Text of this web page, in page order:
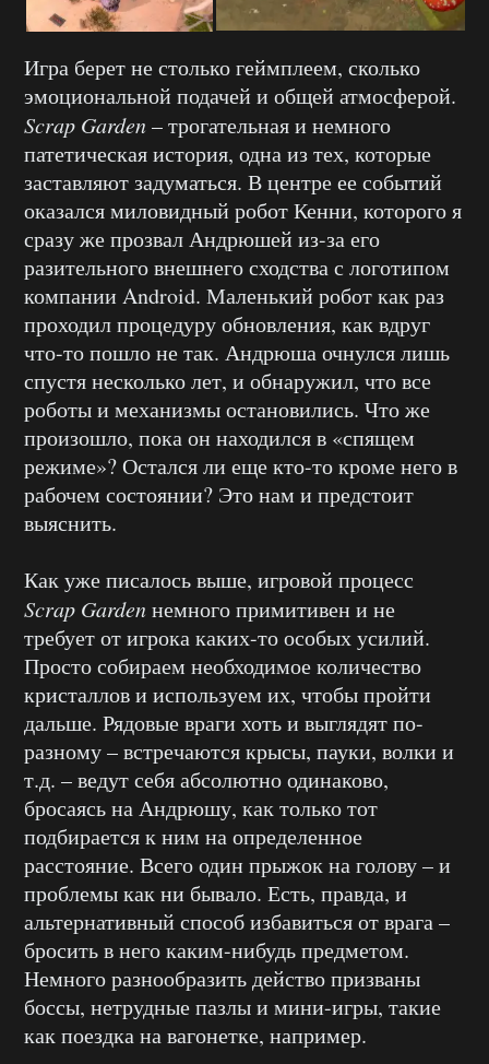
Игра берет не столько геймплеем, сколько
эмоциональной подачей и общей атмосферой.
Scrap Garden– трогательная и немного
патетическая история, одна из тех, которые
заставляют задуматься. В центре ее событий
оказался миловидный робот Кенни, которого я
сразу же прозвал Андрюшей из-за его
разительного внешнего сходства с логотипом
компании Android. Маленький робот как раз
проходил процедуру обновления, как вдруг
что-то пошло не так. Андрюша очнулся лишь
спустя несколько лет, и обнаружил, что все
роботы и механизмы остановились. Что же
произошло, пока он находился в «спящем
режиме»? Остался ли еще кто-то кроме него в
рабочем состоянии? Это нам и предстоит
выяснить.
Как уже писалось выше, игровой процесс
Scrap Gardenнемного примитивен и не
требует от игрока каких-то особых усилий.
Просто собираем необходимое количество
кристаллов и используем их, чтобы пройти
дальше. Рядовые враги хоть и выглядят по-
разному – встречаются крысы, пауки, волки и
т.д. – ведут себя абсолютно одинаково,
бросаясь на Андрюшу, как только тот
подбирается к ним на определенное
расстояние. Всего один прыжок на голову – и
проблемы как ни бывало. Есть, правда, и
альтернативный способ избавиться от врага –
бросить в него каким-нибудь предметом.
Немного разнообразить действо призваны
боссы, нетрудные пазлы и мини-игры, такие
как поездка на вагонетке, например.